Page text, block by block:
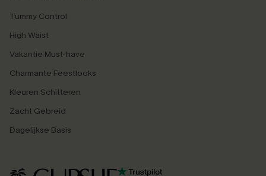
Tummy Control
High Waist
Vakantie Must-have
Charmante Feestlooks
Kleuren Schitteren
Zacht Gebreid
Dagelijkse Basis